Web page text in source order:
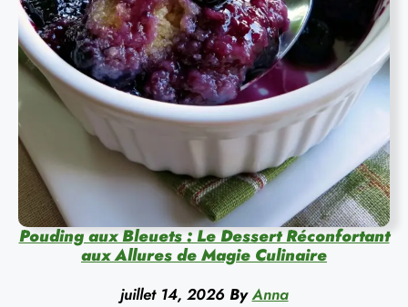
Pouding aux Bleuets : Le Dessert Réconfortant
aux Allures de Magie Culinaire
juillet 14, 2026 By Anna